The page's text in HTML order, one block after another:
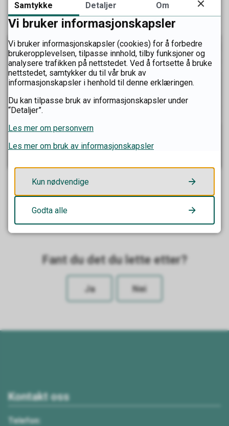
arbeidsmiljø.
Doping
En stor andel av ungdommene i Innlandet opplever
Fant du det du lette etter?
Ja Nei
Kontakt oss
Telefon:
Samtykke Detaljer Om
Vi bruker informasjonskapsler
Vi bruker informasjonskapsler (cookies) for å forbedre
brukeropplevelsen, tilpasse innhold, tilby funksjoner og
analysere trafikken på nettstedet. Ved å fortsette å bruke
nettstedet, samtykker du til vår bruk av
informasjonskapsler i henhold til denne erklæringen.
Du kan tilpasse bruk av informasjonskapsler under
“Detaljer”.
Les mer om personvern
Les mer om bruk av informasjonskapsler
Kun nødvendige
Godta alle